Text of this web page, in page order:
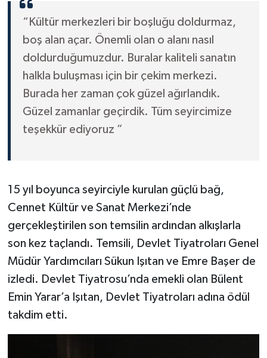
“Kültür merkezleri bir boşluğu doldurmaz,
boş alan açar. Önemli olan o alanı nasıl
doldurduğumuzdur. Buralar kaliteli sanatın
halkla buluşması için bir çekim merkezi.
Burada her zaman çok güzel ağırlandık.
Güzel zamanlar geçirdik. Tüm seyircimize
teşekkür ediyoruz ”
15 yıl boyunca seyirciyle kurulan güçlü bağ,
Cennet Kültür ve Sanat Merkezi’nde
gerçekleştirilen son temsilin ardından alkışlarla
son kez taçlandı. Temsili, Devlet Tiyatroları Genel
Müdür Yardımcıları Sükun Işıtan ve Emre Başer de
izledi. Devlet Tiyatrosu’nda emekli olan Bülent
Emin Yarar’a Işıtan, Devlet Tiyatroları adına ödül
takdim etti.